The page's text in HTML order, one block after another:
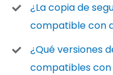
¿La copia de
compatible con
¿Qué versiones
compatibles con